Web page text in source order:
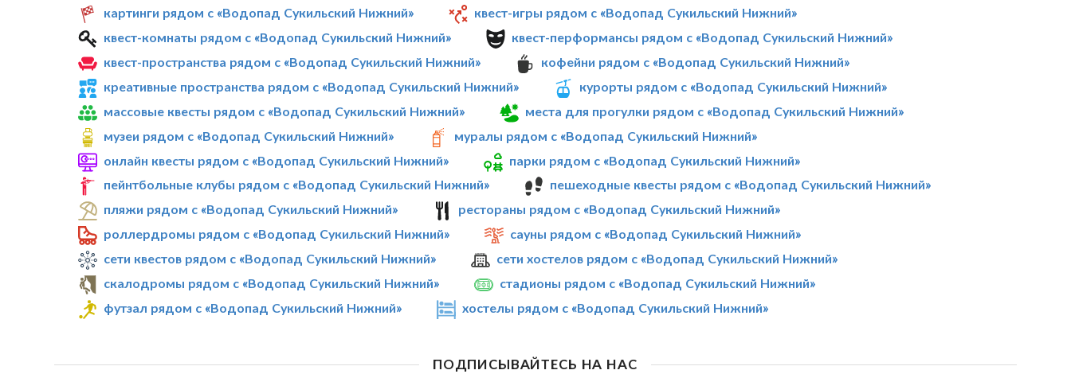
картинги рядом с «Водопад Сукильский Нижний»
квест-игры рядом с «Водопад Сукильский Нижний»
квест-комнаты рядом с «Водопад Сукильский Нижний»
квест-перформансы рядом с «Водопад Сукильский Нижний»
квест-пространства рядом с «Водопад Сукильский Нижний»
кофейни рядом с «Водопад Сукильский Нижний»
креативные пространства рядом с «Водопад Сукильский Нижний»
курорты рядом с «Водопад Сукильский Нижний»
массовые квесты рядом с «Водопад Сукильский Нижний»
места для прогулки рядом с «Водопад Сукильский Нижний»
музеи рядом с «Водопад Сукильский Нижний»
муралы рядом с «Водопад Сукильский Нижний»
онлайн квесты рядом с «Водопад Сукильский Нижний»
парки рядом с «Водопад Сукильский Нижний»
пейнтбольные клубы рядом с «Водопад Сукильский Нижний»
пешеходные квесты рядом с «Водопад Сукильский Нижний»
пляжи рядом с «Водопад Сукильский Нижний»
рестораны рядом с «Водопад Сукильский Нижний»
роллердромы рядом с «Водопад Сукильский Нижний»
сауны рядом с «Водопад Сукильский Нижний»
сети квестов рядом с «Водопад Сукильский Нижний»
сети хостелов рядом с «Водопад Сукильский Нижний»
скалодромы рядом с «Водопад Сукильский Нижний»
стадионы рядом с «Водопад Сукильский Нижний»
футзал рядом с «Водопад Сукильский Нижний»
хостелы рядом с «Водопад Сукильский Нижний»
ПОДПИСЫВАЙТЕСЬ НА НАС